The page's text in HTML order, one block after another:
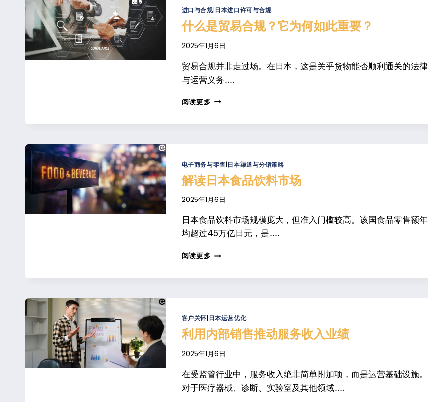
进口与合规| 日本进口许可与合规
什么是贸易合规？它为何如此重要？
2025年1月6日
贸易合规并非走过场。在日本，这是关乎货物能否顺利通关的法律
与运营义务……
阅读更多什
规？
它
为
如
此
重
要？
电子商务与零售 日本渠道与分销策略
解读日本食品饮料市场
2025年1月6日
日本食品饮料市场规模庞大，但准入门槛较高。该国食品零售额年
均超过45万亿日元，是……
阅读更多解
饮
料
市
客户关怀 日本运营优化
利用内部销售推动服务收入业绩
2025年1月6日
在受监管行业中，服务收入绝非简单附加项，而是运营基础设施。
对于医疗器械、诊断、实验室及其他领域……